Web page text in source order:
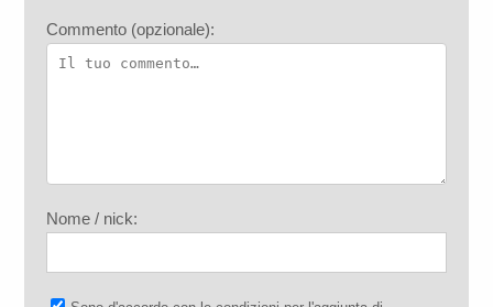
Commento (opzionale):
Nome / nick: